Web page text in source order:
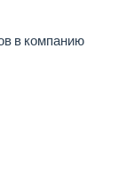
в компанию